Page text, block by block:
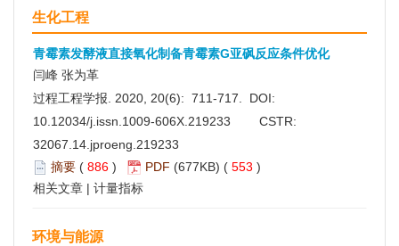
生化工程
青霉素发酵液直接氧化制备青霉素G亚砜反应条件优化
闫峰 张为革
过程工程学报. 2020, 20(6): 711-717. DOI:
10.12034/j.issn.1009-606X.219233
CSTR:
32067.14.jproeng.219233
摘要 ( 886 ) PDF (677KB) ( 553 )
相关文章 | 计量指标
环境与能源